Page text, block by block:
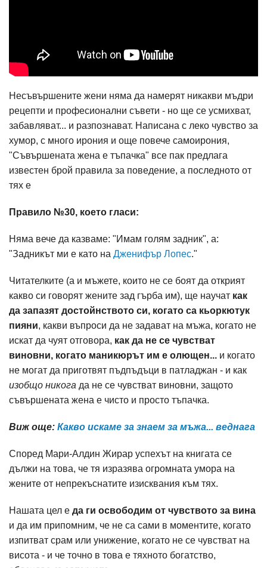
Несъвършените жени няма да намерят никакви мъдри
рецепти и професионални съвети - но ще се усмихват,
забавляват... и разпознават. Написана с леко чувство за
хумор, с много ирония и още повече самоирония,
"Съвършената жена е тъпачка" все пак предлага
известен брой правила за поведение, а последното от
тях е
Правило №30, което гласи:
Няма вече да казваме: "Имам голям задник", а:
"Задникът ми е като на Дженифър Лопес."
Читателките (а и мъжете, които не се боят да открият
какво си говорят жените зад гърба им), ще научат как
да запазят достойнството си, когато са кьоркютук
пияни, какви въпроси да не задават на мъжа, когато не
искат да чуят отговора, как да не се чувстват
виновни, когато маникюрът им е олющен... и когато
не могат да приготвят пъдпъдъци в патладжан - и как
изобщо никога да не се чувстват виновни, защото
съвършената жена е чисто и просто тъпачка.
Виж още: Какво искаме за знаем за мъжа... веднага
Според Мари-Алдин Жирар успехът на книгата се
дължи на това, че тя изразява огромната умора на
жените от непрекъснатите изисквания към тях.
Нашата цел е да ги освободим от чувството за вина
и да им припомним, че не са сами в моментите, когато
изпитват срам или унижение, когато не се чувстват на
висота - и че точно в това е тяхното богатство,